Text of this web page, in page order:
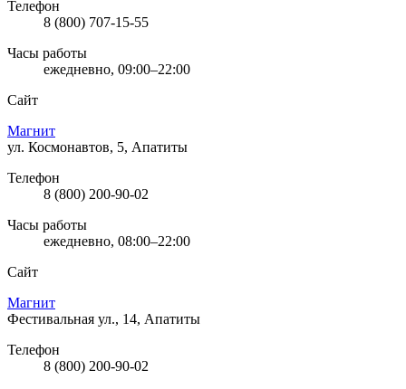
Телефон
8 (800) 707-15-55
Часы работы
ежедневно, 09:00–22:00
Сайт
Магнит
ул. Космонавтов, 5, Апатиты
Телефон
8 (800) 200-90-02
Часы работы
ежедневно, 08:00–22:00
Сайт
Магнит
Фестивальная ул., 14, Апатиты
Телефон
8 (800) 200-90-02